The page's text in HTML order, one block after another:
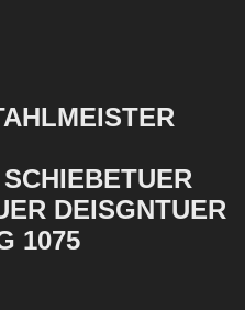
DEISGNTUER
1075